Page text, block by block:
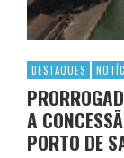
DESTAQUES
A
PORTO DE